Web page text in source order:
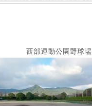
西部運動公園野球場